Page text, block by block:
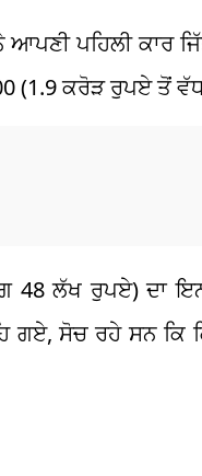
ਪਹਿਲੀ ਕਾਰ
(1.9 ਕਰੋੜ ਰੁਪਏ ਤੋਂ
48 ਲੱਖ ਰੁਪਏ) ਦਾ
ਗਏ, ਸੋਚ ਰਹੇ ਸਨ ਕਿ